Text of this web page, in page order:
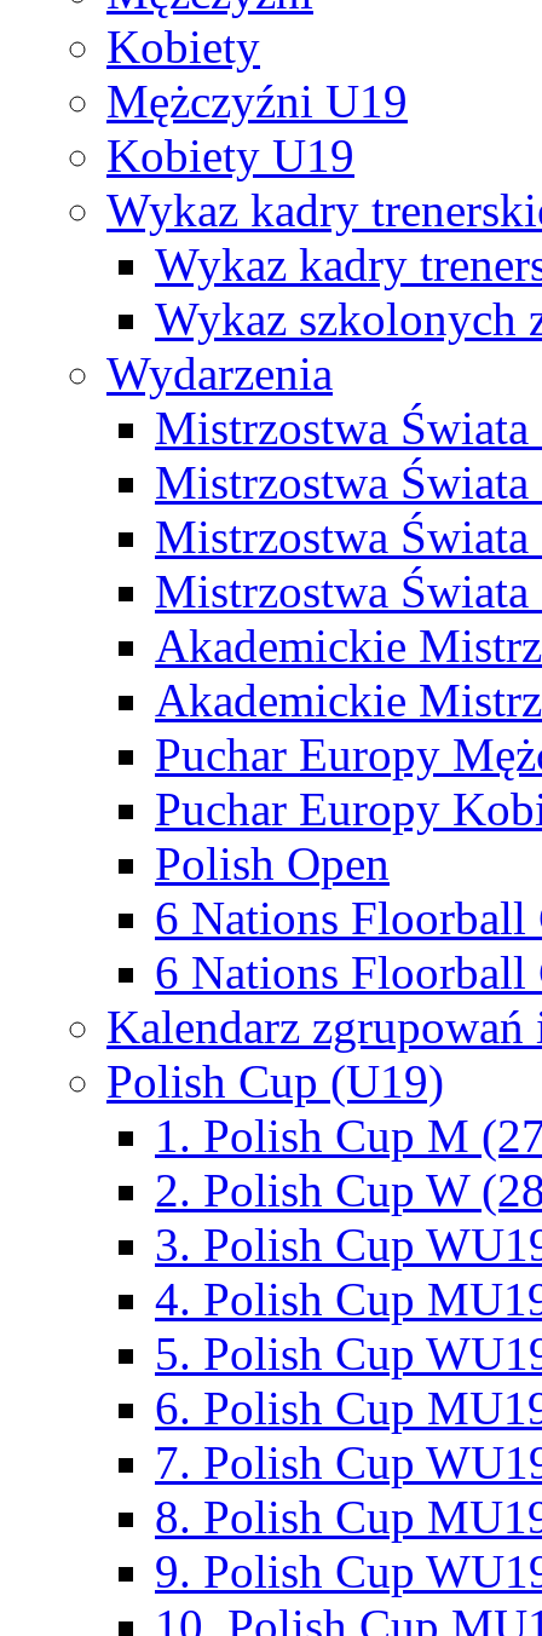
Kobiety
Mężczyźni U19
Kobiety U19
Wykaz kadry
Wykaz kadry
Wykaz szkolonych
Wydarzenia
Mistrzostwa
Mistrzostwa
Mistrzostwa
Mistrzostwa
Akademickie
Akademickie
Puchar Europy
Puchar Europy
Polish Open
6 Nations Floorball
6 Nations Floorball
Kalendarz
Polish Cup (U19)
1. Polish Cup M
2. Polish Cup W
3. Polish Cup
4. Polish Cup
5. Polish Cup
6. Polish Cup
7. Polish Cup
8. Polish Cup
9. Polish Cup
10. Polish Cup